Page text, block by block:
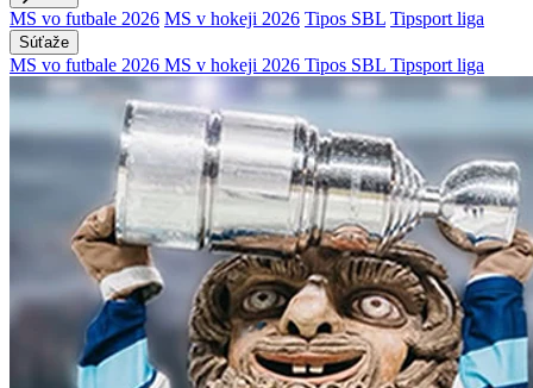
MS vo futbale 2026 MS v hokeji 2026 Tipos SBL Tipsport liga
Súťaže
MS vo futbale 2026 MS v hokeji 2026 Tipos SBL Tipsport liga